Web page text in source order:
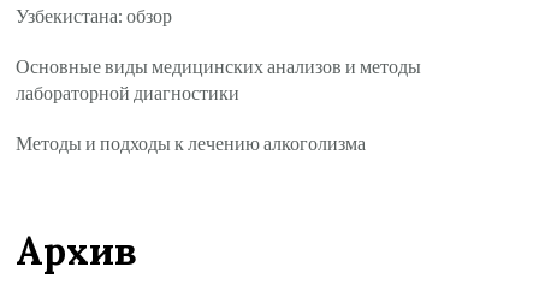
Узбекистана: обзор
Основные виды медицинских анализов и методы
лабораторной диагностики
Методы и подходы к лечению алкоголизма
Архив